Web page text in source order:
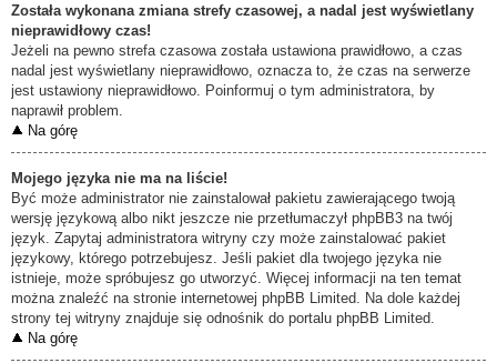
Została wykonana zmiana strefy czasowej, a nadal jest wyświetlany
nieprawidłowy czas!
Jeżeli na pewno strefa czasowa została ustawiona prawidłowo, a czas
nadal jest wyświetlany nieprawidłowo, oznacza to, że czas na serwerze
jest ustawiony nieprawidłowo. Poinformuj o tym administratora, by
naprawił problem.
Na górę
Mojego języka nie ma na liście!
Być może administrator nie zainstalował pakietu zawierającego twoją
wersję językową albo nikt jeszcze nie przetłumaczył phpBB3 na twój
język. Zapytaj administratora witryny czy może zainstalować pakiet
językowy, którego potrzebujesz. Jeśli pakiet dla twojego języka nie
istnieje, może spróbujesz go utworzyć. Więcej informacji na ten temat
można znaleźć na stronie internetowej phpBB Limited. Na dole każdej
strony tej witryny znajduje się odnośnik do portalu phpBB Limited.
Na górę